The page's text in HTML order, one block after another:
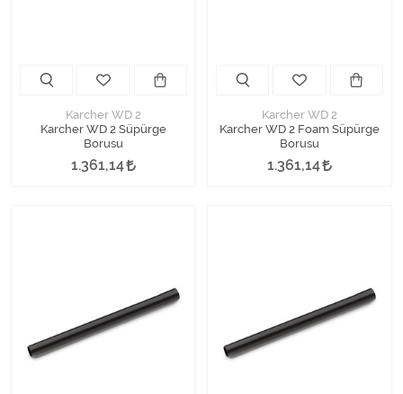
Karcher WD 2
Karcher WD 2 Süpürge
Borusu
1.361,14
Karcher WD 2
Karcher WD 2 Foam Süpürge
Borusu
1.361,14